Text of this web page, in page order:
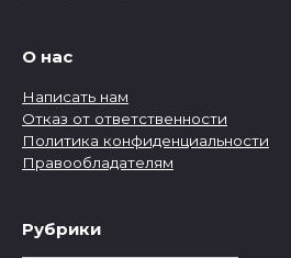
О нас
Написать нам
Отказ от ответственности
Политика конфиденциальности
Правообладателям
Рубрики